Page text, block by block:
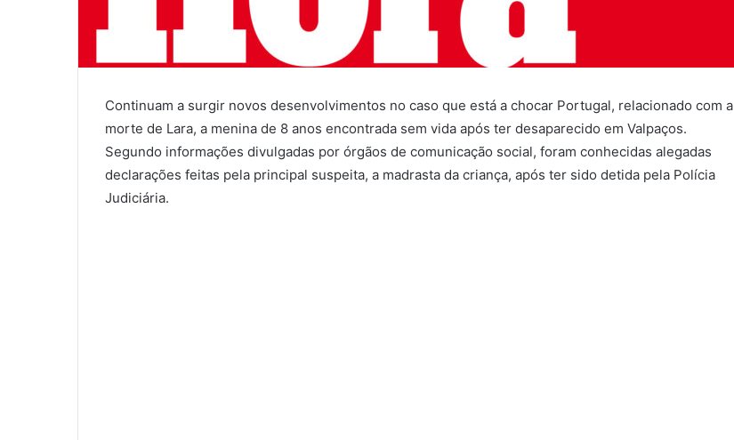
Continuam a surgir novos desenvolvimentos no caso que está a chocar Portugal, relacionado com a
morte de Lara, a menina de 8 anos encontrada sem vida após ter desaparecido em Valpaços.
Segundo informações divulgadas por órgãos de comunicação social, foram conhecidas alegadas
declarações feitas pela principal suspeita, a madrasta da criança, após ter sido detida pela Polícia
Judiciária.